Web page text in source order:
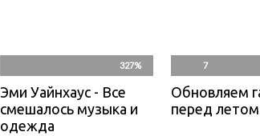
327%
Эми Уайнхаус - Все
смешалось музыка и
одежда
7
Обновляем
перед летом